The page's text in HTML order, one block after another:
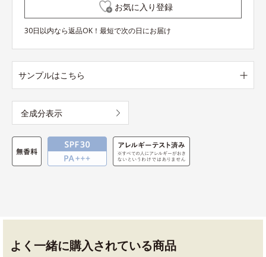
お気に入り登録
30日以内なら返品OK！最短で次の日にお届け
サンプルはこちら
全成分表示
よく一緒に購入されている商品